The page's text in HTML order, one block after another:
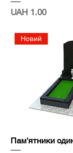
Price
UAH 1.00
Новий
Пам'ятники